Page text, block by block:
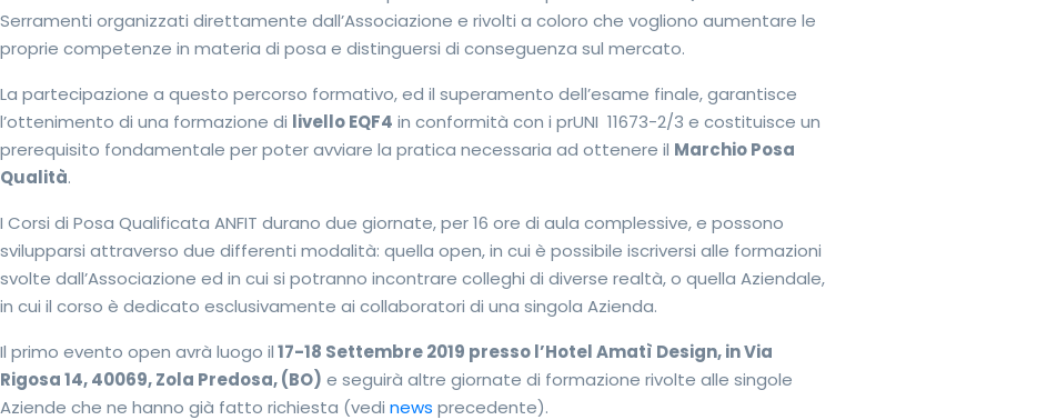
Serramenti organizzati direttamente dall’Associazione e rivolti a coloro che vogliono aumentare le
proprie competenze in materia di posa e distinguersi di conseguenza sul mercato.
La partecipazione a questo percorso formativo, ed il superamento dell’esame finale, garantisce
l’ottenimento di una formazione di livello EQF4 in conformità con i prUNI 11673-2/3 e costituisce un
prerequisito fondamentale per poter avviare la pratica necessaria ad ottenere il Marchio Posa
Qualità.
I Corsi di Posa Qualificata ANFIT durano due giornate, per 16 ore di aula complessive, e possono
svilupparsi attraverso due differenti modalità: quella open, in cui è possibile iscriversi alle formazioni
svolte dall’Associazione ed in cui si potranno incontrare colleghi di diverse realtà, o quella Aziendale,
in cui il corso è dedicato esclusivamente ai collaboratori di una singola Azienda.
Il primo evento open avrà luogo il17-18 Settembre 2019 presso l’Hotel Amatì Design, in Via
Rigosa 14, 40069, Zola Predosa, (BO) e seguirà altre giornate di formazione rivolte alle singole
Aziende che ne hanno già fatto richiesta (vedi news precedente).